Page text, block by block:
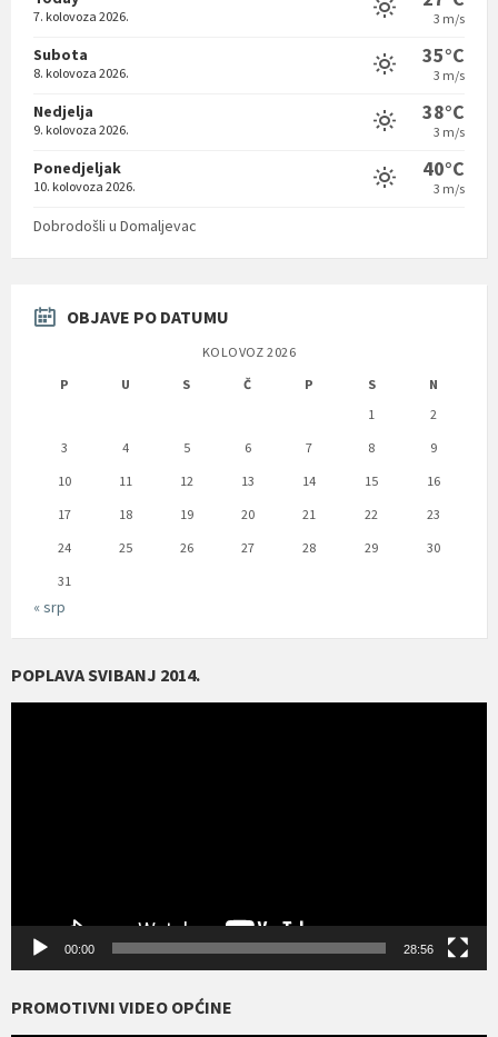
7. kolovoza 2026. 3 m/s
Subota
8. kolovoza 2026.
35°C
3 m/s
Nedjelja
9. kolovoza 2026.
38°C
3 m/s
Ponedjeljak
10. kolovoza 2026.
40°C
3 m/s
Dobrodošli u Domaljevac
OBJAVE PO DATUMU
KOLOVOZ 2026
P
U S Č P S
N
1
2
3
4 5 6 7 8
9
10
11 12 13 14 15
16
17
18 19 20 21 22
23
24
25 26 27 28 29
30
31
« srp
POPLAVA SVIBANJ 2014.
00:00 28:56
PROMOTIVNI VIDEO OPĆINE